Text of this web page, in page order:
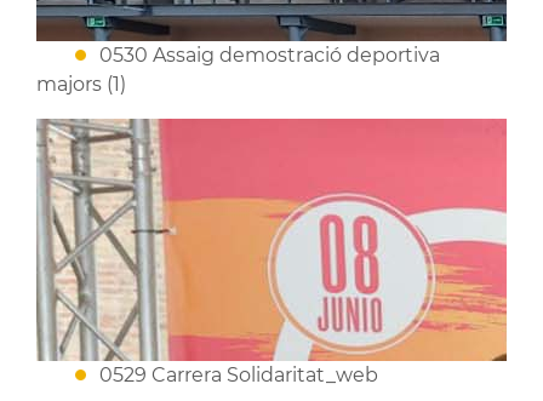
0530 Assaig demostració deportiva
majors (1)
0529 Carrera Solidaritat_web